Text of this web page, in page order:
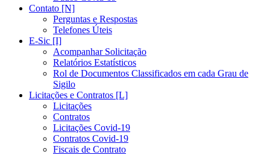
Contato [N]
Perguntas e Respostas
Telefones Úteis
E-Sic [I]
Acompanhar Solicitação
Relatórios Estatísticos
Rol de Documentos Classificados em cada Grau de
Sigilo
Licitações e Contratos [L]
Licitações
Contratos
Licitações Covid-19
Contratos Covid-19
Fiscais de Contrato